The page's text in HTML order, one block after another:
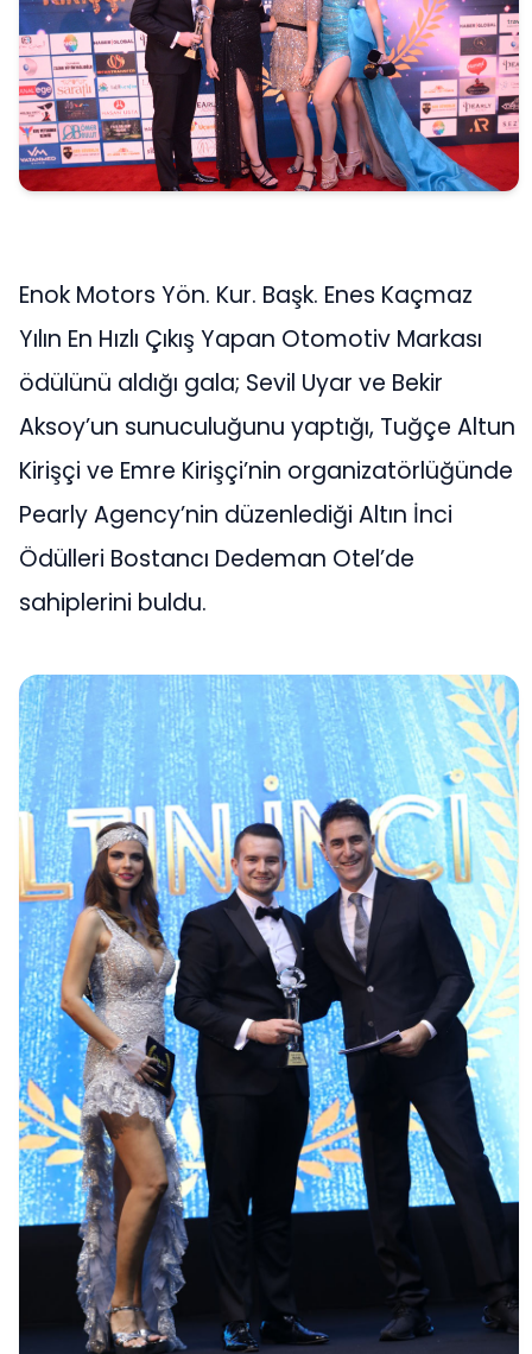
Enok Motors Yön. Kur. Başk. Enes Kaçmaz
Yılın En Hızlı Çıkış Yapan Otomotiv Markası
ödülünü aldığı gala; Sevil Uyar ve Bekir
Aksoy’un sunuculuğunu yaptığı, Tuğçe Altun
Kirişçi ve Emre Kirişçi’nin organizatörlüğünde
Pearly Agency’nin düzenlediği Altın İnci
Ödülleri Bostancı Dedeman Otel’de
sahiplerini buldu.